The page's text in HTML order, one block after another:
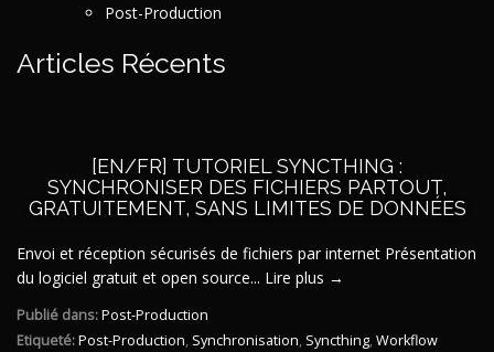
Post-Production
Articles Récents
[EN/FR] TUTORIEL SYNCTHING :
SYNCHRONISER DES FICHIERS PARTOUT,
GRATUITEMENT, SANS LIMITES DE DONNÉES
Envoi et réception sécurisés de fichiers par internet Présentation
du logiciel gratuit et open source... Lire plus →
Publié dans:Post-Production
Etiqueté:Post-Production, Synchronisation, Syncthing,Workflow